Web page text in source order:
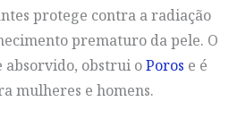
protege contra a radiação
prematuro da pele. O
absorvido, obstrui oPoros e é
mulheres e homens.